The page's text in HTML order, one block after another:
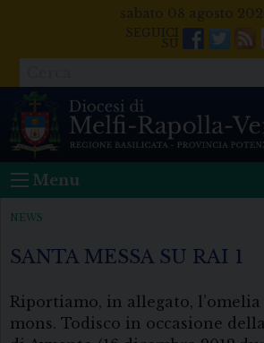
sabato 08 agosto
Menu
NEWS
SANTA MESSA SU RAI 1
Riportiamo, in allegato, l’omelia
mons. Todisco in occasione